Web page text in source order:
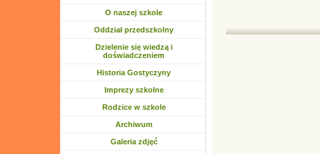
Rozwiń menu
O naszej szkole
Rozwiń menu
Oddział przedszkolny
Rozwiń menu
Dzielenie się wiedzą i
doświadczeniem
Historia Gostyczyny
Rozwiń menu
Imprezy szkolne
Rozwiń menu
Rodzice w szkole
Rozwiń menu
Archiwum
Galeria zdjęć